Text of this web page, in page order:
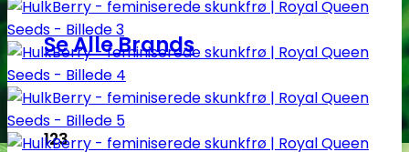
Se Alle Brands
123